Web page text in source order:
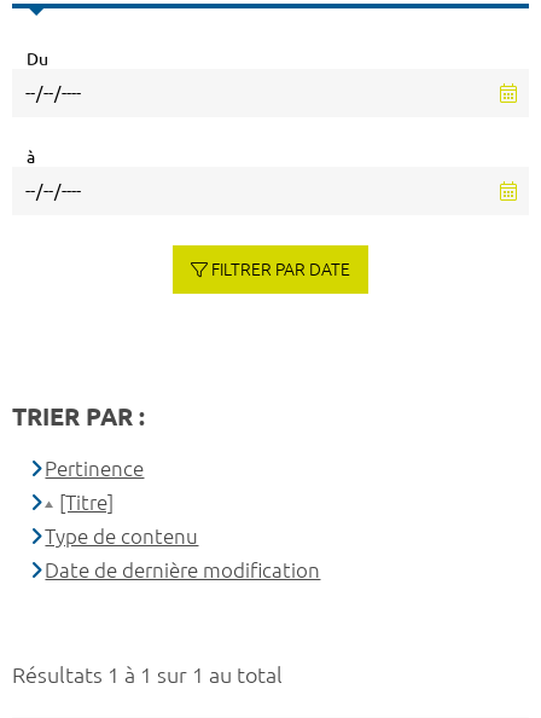
Résultats 1 à 1 sur 1 au total
Du
à
FILTRER PAR DATE
TRIER PAR :
Pertinence
[Titre]
Type de contenu
Date de dernière modification